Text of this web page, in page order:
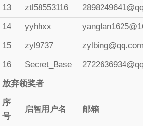
13 ztl58553116
14 yyhhxx
15 zyl9737 zylbing@qq.com
16 Secret_Base
放弃领奖者
序
号
启智用户名 邮箱